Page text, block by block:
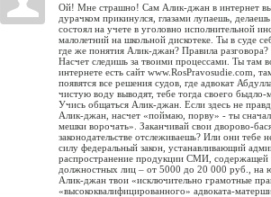
Ой! Мне страшно! Сам Алик-джан в интернет
дурачком прикинулся, глазами лупаешь,
состоял на учете в уголовно исполнительной
малолетний на школьной дискотеке. Ты в суде
где же понятия Алик-джан? Правила
Насчет следишь за твоими процессами. Ты там
интернете есть сайт www.RosPravosudie.com,
появятся все решения судов, где адвокат
чистую воду выводят, тебе тогда своего быдло-
Учись общаться Алик-джан. Если здесь не
Алик-джан, насчет «поймаю, порву» - ты
мешки ворочать». Заканчивай свои дворово-
законодательстве отслеживаешь? Или они
силу федеральный закон, устанавливающий
распространение продукции СМИ, содержащей
должностных лиц – от 5000 до 20 000 руб., на
Алик-джан твои «исключительно грамотные
«высококвалифицированного» адвоката-